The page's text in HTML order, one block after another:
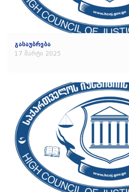
გასაუბრება
17 მარტი 2025